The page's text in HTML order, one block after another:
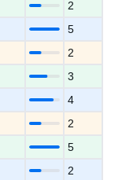
2
5
2
3
4
2
5
2